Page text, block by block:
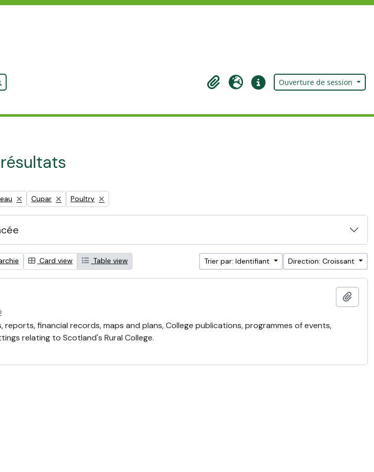
Search in browse page
Presse-papier
LangueLiens rapidesOuverture de session
Remove filter:
Cupar Remove filter:
Poultry
Card view Table view Trier par: Identifiant Direction: Croissant
financial records, maps and plans, College publications, programmes of events,
relating to Scotland's Rural College.